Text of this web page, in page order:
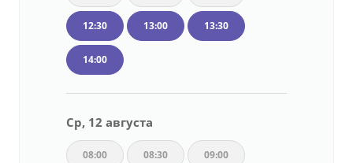
12:30 13:00 13:30
14:00
Ср, 12 августа
08:00 08:30 09:00